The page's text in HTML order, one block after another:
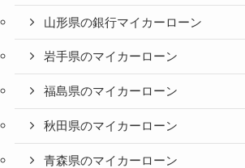
山形県の銀行マイカーローン
岩手県のマイカーローン
福島県のマイカーローン
秋田県のマイカーローン
青森県のマイカーローン